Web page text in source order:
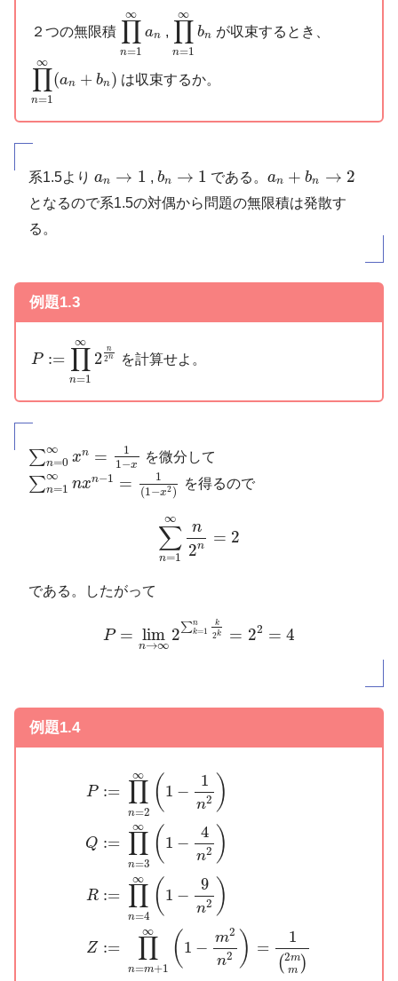
２つの無限積
∞
∏
n=1
an
∏n an
,
∞
∏
n=1
bn
∏n
が収束するとき、
∞
∏
n=1
(an + bn)
∏n bn)
は収束するか。
系1.5より an → 1
a → 1 , bn → 1
b → 1 である。an + bn → 2
+ bn 2
となるので系1.5の対偶から問題の無限積は発散す
る。
例題1.3
P :=
∞
∏
n=1
2
n
2n
n=
を計算せよ。
∑∞
n=0 xn =
1
1−x
∑n= 1
を微分して
∑∞
n=1 nxn−1 =
1
(1−x2)
∑n= 1 n − = 1
を得るので
∞
∑
n=1
n
2n = 2
∑n
である。したがって
P = lim
n→∞
2∑n
k=1
k
2k = 22 = 4
∞2∑ =
例題1.4
P :=
∞
∏
n=2 ( 1 −
1
n2 )
Q :=
∞
∏
n=3 ( 1 −
4
n2 )
R :=
∞
∏
n=4 ( 1 −
9
n2 )
Z :=
∞
∏
n=m+1 ( 1 −
m2
n2 ) =
1
(2m
m )
=2 ( Q